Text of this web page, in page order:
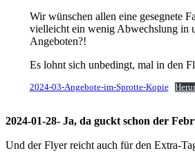
Wir wünschen allen eine gesegnete
vielleicht ein wenig Abwechslung in
Angeboten?!
Es lohnt sich unbedingt, mal in den
2024-03-Angebote-im-Sprotte-Kopie
2024-01-28- Ja, da guckt schon der
Und der Flyer reicht auch für den Extra-